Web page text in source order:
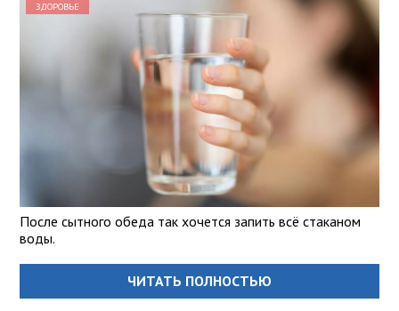
ЗДОРОВЬЕ
После сытного обеда так хочется запить всё стаканом
воды.
ЧИТАТЬ ПОЛНОСТЬЮ